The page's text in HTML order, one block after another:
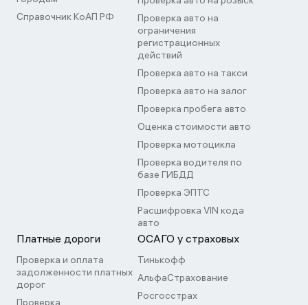
Справочник КоАП РФ
Проверка авто на
ограничения
регистрационных
действий
Проверка авто на такси
Проверка авто на залог
Проверка пробега авто
Оценка стоимости авто
Проверка мотоцикла
Проверка водителя по
базе ГИБДД
Проверка ЭПТС
Расшифровка VIN кода
авто
Платные дороги
Проверка и оплата
задолженности платных
дорог
Проверка
ОСАГО у страховых
Тинькофф
АльфаСтрахование
Росгосстрах